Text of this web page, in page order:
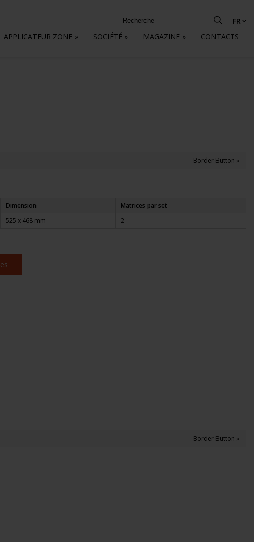
FR
APPLICATEUR ZONE » SOCIÉTÉ » MAGAZINE » CONTACTS
Border Button »
Dimension
Matrices par set
525 x 468 mm 2
Border Button »